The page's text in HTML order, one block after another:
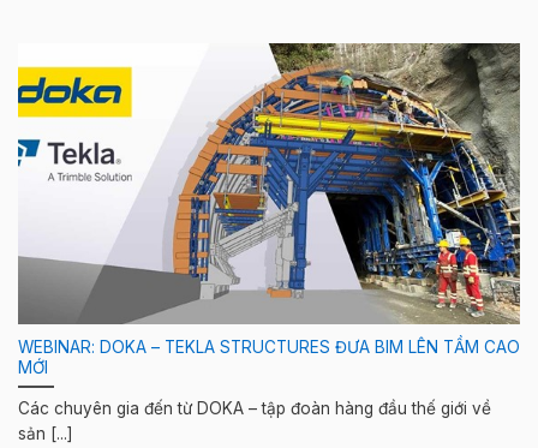
WEBINAR: DOKA – TEKLA STRUCTURES ĐƯA BIM LÊN TẦM CAO
MỚI
Các chuyên gia đến từ DOKA – tập đoàn hàng đầu thế giới về
sản [...]